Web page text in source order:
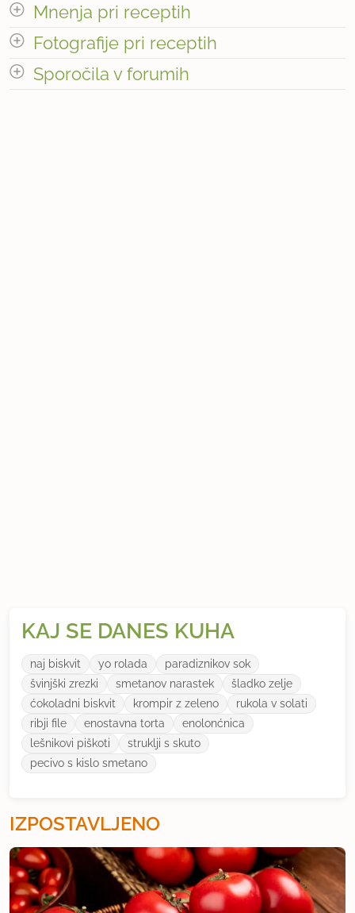
« prejšnja 1 2 naslednja Â»
Število receptov: 19
Mnenja pri receptih
odpri vse
« prejšnja 1 23 naslednja Â»
Fotografije pri receptih
Število fotografij pri receptih: 2
Sporočila v forumih
KAJ SE DANES KUHA
naj biskvit yo rolada
paradiznikov sok
švinjški zrezki
smetanov narastek
šladko zelje
ćokoladni biskvit
krompir z zeleno
rukola v solati
ribji file
enostavna torta
enolonćnica
lešnikovi piškoti
struklji s skuto
pecivo s kislo smetano
IZPOSTAVLJENO